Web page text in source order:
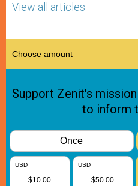
View all articles